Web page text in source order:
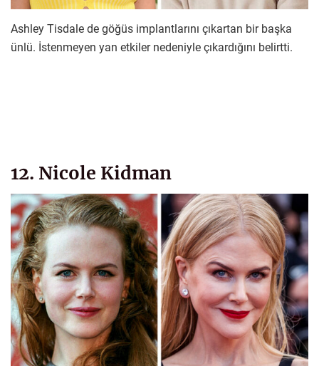
Ashley Tisdale de göğüs implantlarını çıkartan bir başka
ünlü. İstenmeyen yan etkiler nedeniyle çıkardığını belirtti.
12. Nicole Kidman